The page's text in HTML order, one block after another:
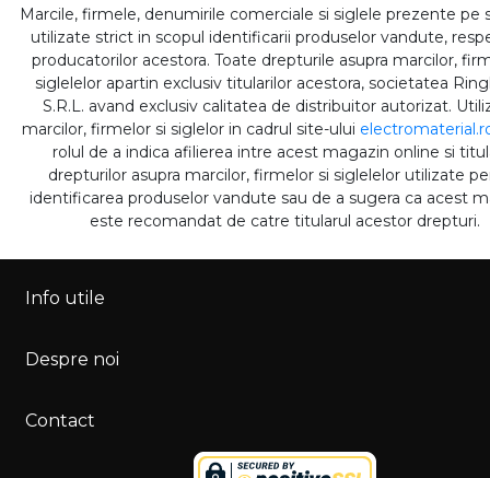
Marcile, firmele, denumirile comerciale si siglele prezente pe
utilizate strict in scopul identificarii produselor vandute,
producatorilor acestora. Toate drepturile asupra marcilor,
siglelelor apartin exclusiv titularilor acestora, societatea
S.R.L. avand exclusiv calitatea de distribuitor autorizat.
marcilor, firmelor si siglelor in cadrul site-ului
rolul de a indica afilierea intre acest magazin online si
drepturilor asupra marcilor, firmelor si siglelelor utilizate
identificarea produselor vandute sau de a sugera ca acest
este recomandat de catre titularul acestor drepturi.
Info utile
Despre noi
Contact